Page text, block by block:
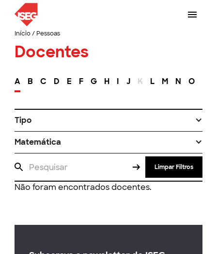
Início/ Pessoas
Docentes
A B C D E F G H I J K L M N O
Tipo
Matemática
Limpar Filtros
Não foram encontrados docentes.